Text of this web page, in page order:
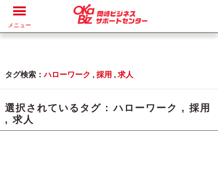
メニュー
タグ検索：ハローワーク , 採用 , 求人
選択されているタグ :ハローワーク , 採用
, 求人